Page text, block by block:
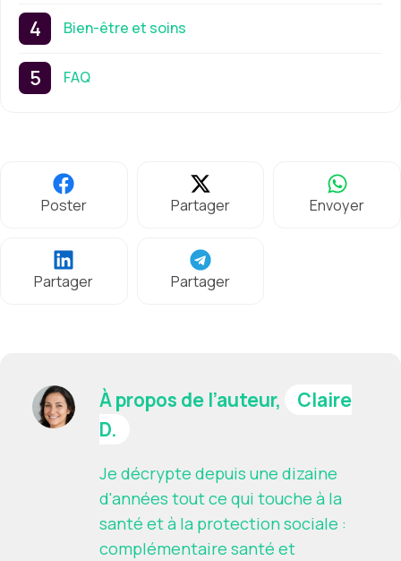
Bien-être et soins
FAQ
Poster Partager Envoyer
Partager Partager
À propos de l’auteur,
Claire
D.
Je décrypte depuis une dizaine
d'années tout ce qui touche à la
santé et à la protection sociale :
complémentaire santé et